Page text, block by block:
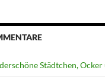
Städtchen, Ocker